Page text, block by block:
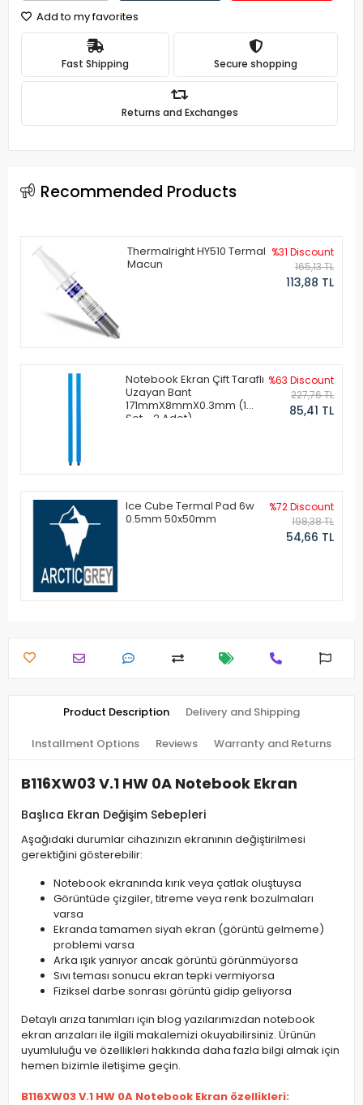
Add to my favorites
Fast Shipping Secure shopping
Returns and Exchanges
Recommended Products
Thermalright HY510 Termal
Macun
%31 Discount
165,13 TL
113,88 TL
Notebook Ekran Çift Taraflı
Uzayan Bant
171mmX8mmX0.3mm (1
Set - 2 Adet)
%63 Discount
227,76 TL
85,41 TL
Ice Cube Termal Pad 6w
0.5mm 50x50mm
%72 Discount
198,38 TL
54,66 TL
Product Description Delivery and Shipping
Installment Options Reviews Warranty and Returns
B116XW03 V.1 HW 0A Notebook Ekran
Başlıca Ekran Değişim Sebepleri
Aşağıdaki durumlar cihazınızın ekranının değiştirilmesi
gerektiğini gösterebilir:
Notebook ekranında kırık veya çatlak oluştuysa
Görüntüde çizgiler, titreme veya renk bozulmaları
varsa
Ekranda tamamen siyah ekran (görüntü gelmeme)
problemi varsa
Arka ışık yanıyor ancak görüntü görünmüyorsa
Sıvı teması sonucu ekran tepki vermiyorsa
Fiziksel darbe sonrası görüntü gidip geliyorsa
Detaylı arıza tanımları için blog yazılarımızdan notebook
ekran arızaları ile ilgili makalemizi okuyabilirsiniz. Ürünün
uyumluluğu ve özellikleri hakkında daha fazla bilgi almak için
hemen bizimle iletişime geçin.
B116XW03 V.1 HW 0A Notebook Ekran özellikleri: